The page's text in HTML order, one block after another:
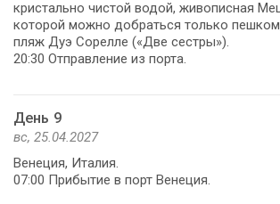
кристально чистой водой, живописная
которой можно добраться только
пляж Дуэ Сорелле («Две сестры»).
День 9
вс, 25.04.2027
Венеция, Италия.
07:00 Прибытие в порт Венеция.